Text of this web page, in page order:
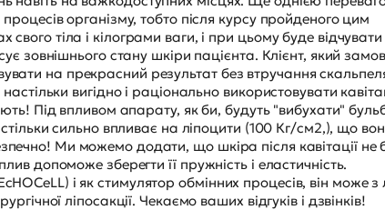
організму, тобто після курсу пройденого цим
тіла і кілограми ваги, і при цьому буде відчувати
зовнішнього стану шкіри пацієнта. Клієнт, який
на прекрасний результат без втручання
вигідно і раціонально використовувати
Під впливом апарату, як би, будуть "вибухати"
сильно впливає на ліпоцити (100 Кг/см2,), що
Ми можемо додати, що шкіра після кавітації не
допоможе зберегти її пружність і еластичність.
і як стимулятор обмінних процесів, він може з
ліпосакції. Чекаємо ваших відгуків і дзвінків!